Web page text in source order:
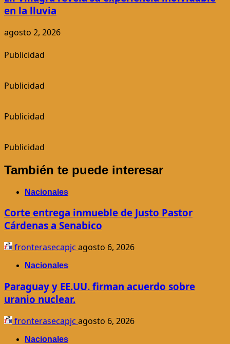
en la lluvia
agosto 2, 2026
Publicidad
Publicidad
Publicidad
Publicidad
También te puede interesar
Nacionales
Corte entrega inmueble de Justo Pastor
Cárdenas a Senabico
fronterasecapjc agosto 6, 2026
Nacionales
Paraguay y EE.UU. firman acuerdo sobre
uranio nuclear.
fronterasecapjc agosto 6, 2026
Nacionales